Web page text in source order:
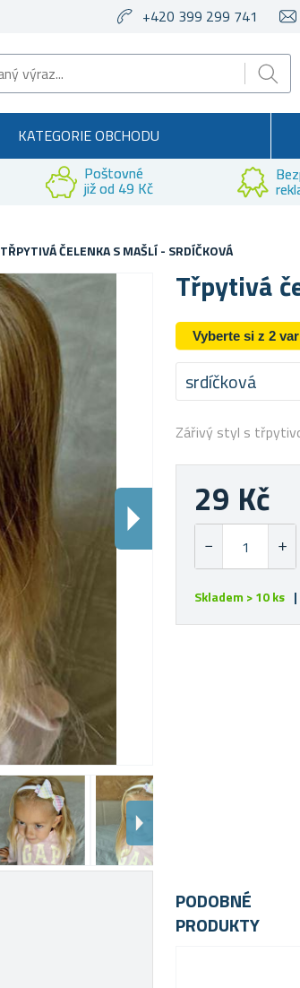
+420 399 299 741
KATEGORIE OBCHODU
Poštovné
již od 49 Kč
TŘPYTIVÁ ČELENKA S MAŠLÍ - SRDÍČKOVÁ
Třpytivá
Vyberte si z 2
srdíčková
Zářivý styl s
29 Kč
Skladem > 10 ks
PODOBNÉ
PRODUKTY